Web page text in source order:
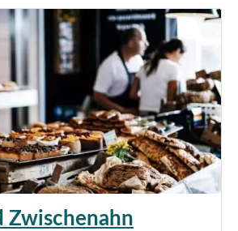
Zwischenahn